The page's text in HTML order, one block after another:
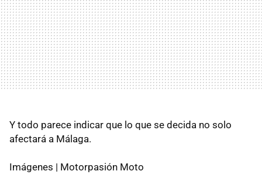
Y todo parece indicar que lo que se decida no solo
afectará a Málaga.
Imágenes | Motorpasión Moto